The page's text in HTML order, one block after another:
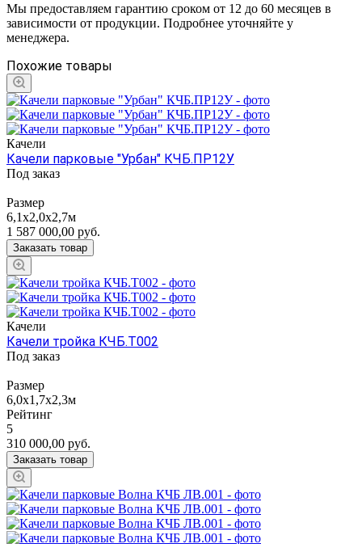
Мы предоставляем гарантию сроком от 12 до 60 месяцев в
зависимости от продукции. Подробнее уточняйте у
менеджера.
Похожие товары
Качели
Качели парковые "Урбан" КЧБ.ПР12У
Под заказ
Размер
6,1х2,0х2,7м
1 587 000,00 руб.
Заказать товар
Качели
Качели тройка КЧБ.Т002
Под заказ
Размер
6,0х1,7х2,3м
Рейтинг
5
310 000,00 руб.
Заказать товар